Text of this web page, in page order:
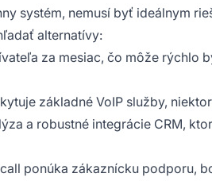
systém, nemusí byť ideálnym
alternatívy:
za mesiac, čo môže rýchlo
základné VoIP služby,
a robustné integrácie CRM,
ponúka zákaznícku podporu,